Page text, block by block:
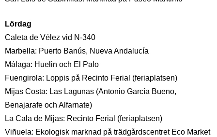
Lördag
Caleta de Vélez vid N-340
Marbella: Puerto Banús, Nueva Andalucía
Málaga: Huelin och El Palo
Fuengirola: Loppis på Recinto Ferial (feriaplatsen)
Mijas Costa: Las Lagunas (Antonio García Bueno,
Benajarafe och Alfarnate)
La Cala de Mijas: Recinto Ferial (feriaplatsen)
Viñuela: Ekologisk marknad på trädgårdscentret Eco Market